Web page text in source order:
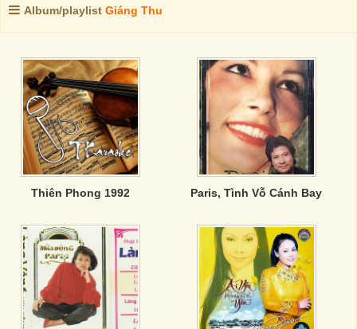
Album/playlist Giáng Thu
Thiên Phong 1992 Paris, Tình Vỗ Cánh Bay